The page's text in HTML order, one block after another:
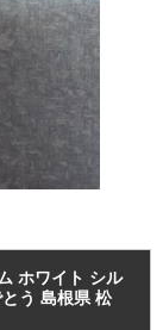
ホワイト シル
う 島根県 松